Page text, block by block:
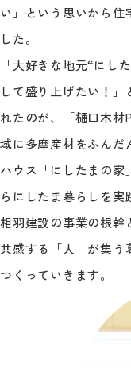
い」という思いから住
した。
「大好きな地元“にし
して盛り上げたい！」
れたのが、「樋口木材
域に多摩産材をふんだ
ハウス「にしたまの家
らにしたま暮らしを実
相羽建設の事業の根幹
共感する「人」が集う
つくっていきます。